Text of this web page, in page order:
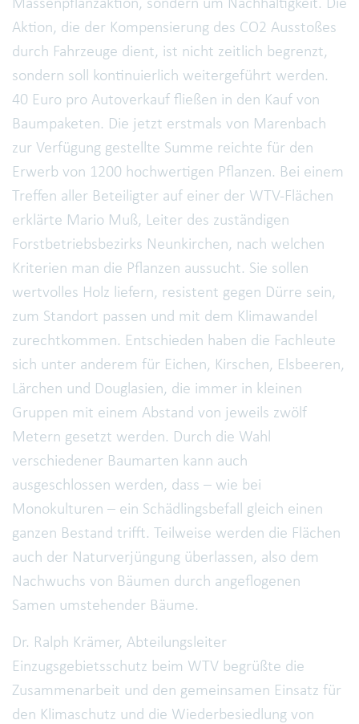
Massenpflanzaktion, sondern um Nachhaltigkeit. Die
Aktion, die der Kompensierung des CO2 Ausstoßes
durch Fahrzeuge dient, ist nicht zeitlich begrenzt,
sondern soll kontinuierlich weitergeführt werden.
40 Euro pro Autoverkauf fließen in den Kauf von
Baumpaketen. Die jetzt erstmals von Marenbach
zur Verfügung gestellte Summe reichte für den
Erwerb von 1200 hochwertigen Pflanzen. Bei einem
Treffen aller Beteiligter auf einer der WTV-Flächen
erklärte Mario Muß, Leiter des zuständigen
Forstbetriebsbezirks Neunkirchen, nach welchen
Kriterien man die Pflanzen aussucht. Sie sollen
wertvolles Holz liefern, resistent gegen Dürre sein,
zum Standort passen und mit dem Klimawandel
zurechtkommen. Entschieden haben die Fachleute
sich unter anderem für Eichen, Kirschen, Elsbeeren,
Lärchen und Douglasien, die immer in kleinen
Gruppen mit einem Abstand von jeweils zwölf
Metern gesetzt werden. Durch die Wahl
verschiedener Baumarten kann auch
ausgeschlossen werden, dass – wie bei
Monokulturen – ein Schädlingsbefall gleich einen
ganzen Bestand trifft. Teilweise werden die Flächen
auch der Naturverjüngung überlassen, also dem
Nachwuchs von Bäumen durch angeflogenen
Samen umstehender Bäume.
Dr. Ralph Krämer, Abteilungsleiter
Einzugsgebietsschutz beim WTV begrüßte die
Zusammenarbeit und den gemeinsamen Einsatz für
den Klimaschutz und die Wiederbesiedlung von